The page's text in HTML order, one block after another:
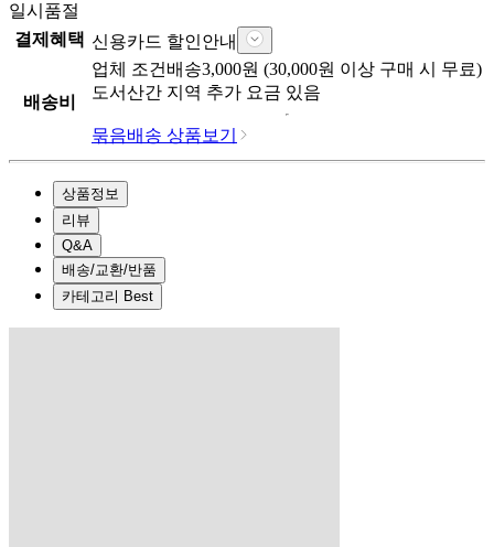
일시품절
결제혜택 신용카드 할인안내
배송비
업체 조건배송3,000원 (30,000원 이상 구매 시 무료)
도서산간 지역 추가 요금 있음
묶음배송 상품보기
상품정보
리뷰
Q&A
배송/교환/반품
카테고리 Best